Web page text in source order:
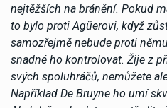
nejtěžších na bránění. Pokud
to bylo proti Agüerovi, když
samozřejmě nebude proti
snadné ho kontrolovat. Žije z
svých spoluhráčů, nemůžete
Například De Bruyne ho umí